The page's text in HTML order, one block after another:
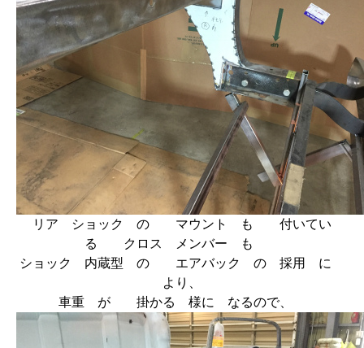
リア ショック の マウント も 付いてい
る クロス メンバー も
ショック 内蔵型 の エアバック の 採用 に
より、
車重 が 掛かる 様に なるので、